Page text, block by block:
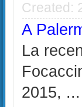
Created:
A
La
2015, ...